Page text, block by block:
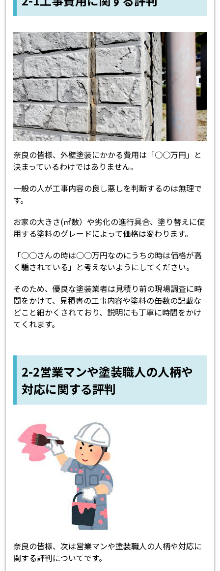
奈良の皆様、外壁塗装にかかる費用は「○○万円」と
決まっているわけではありません。
一般の人が工事内容の良し悪しを判断するのは無理で
す。
お家の大きさ(㎡数）や劣化の進行具合、塗り替えに使
用する塗料のグレードによって価格は変わります。
「○○さんの時は○○万円なのにうちの時は価格が高
く騙されている」と考えないようにしてください。
そのため、優良な塗装業者は見積り前の現場調査に時
間をかけて、見積書の工事内容や塗料の缶数の記載な
どこと細かくされており、説明にも丁寧に時間をかけ
てくれます。
2-2営業マンや塗装職人の人柄や
対応に関する評判
奈良の皆様、次は営業マンや塗装職人の人柄や対応に
関する評判についてです。